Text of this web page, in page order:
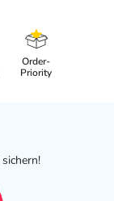
Order-
Priority
sichern!